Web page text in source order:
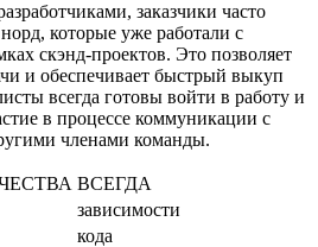
заказчики часто
которые уже работали с
скэнд-проектов. Это позволяет
и обеспечивает быстрый выкуп
всегда готовы войти в работу и
в процессе коммуникации с
членами команды.
ВСЕГДА
зависимости
кода